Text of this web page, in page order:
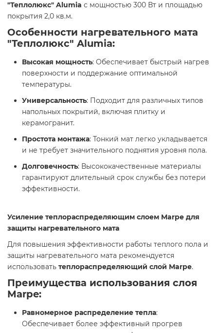
"Теплолюкс" Alumia с мощностью 300 Вт и площадью
покрытия 2,0 кв.м.
Особенности нагревательного мата
"Теплолюкс" Alumia:
Высокая мощность: Обеспечивает быстрый нагрев
поверхности и поддержание оптимальной
температуры.
Универсальность: Подходит для различных типов
напольных покрытий, включая плитку и
керамогранит.
Простота монтажа: Тонкий мат легко укладывается
и не требует значительного поднятия уровня пола.
Долговечность: Высококачественные материалы
гарантируют длительный срок службы без потери
эффективности.
Усиление теплораспределяющим слоем Marpe для
защиты нагревательного мата
Для повышения эффективности работы теплого пола и
защиты нагревательного мата рекомендуется
использовать теплораспределяющий слой Marpe.
Преимущества использования слоя
Marpe:
Равномерное распределение тепла:
Обеспечивает более эффективный прогрев